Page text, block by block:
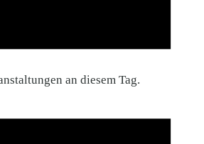
an diesem Tag.